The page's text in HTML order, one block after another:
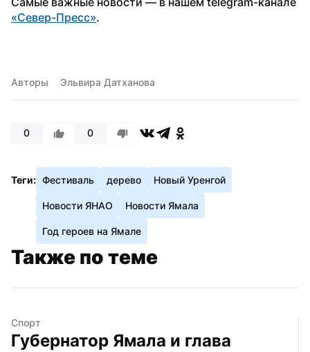
«Север-Пресс».
Авторы Эльвира Датханова
0 0
Теги: Фестиваль дерево Новый Уренгой
Новости ЯНАО Новости Ямала
Год героев на Ямале
Также по теме
Спорт
Губернатор Ямала и глава